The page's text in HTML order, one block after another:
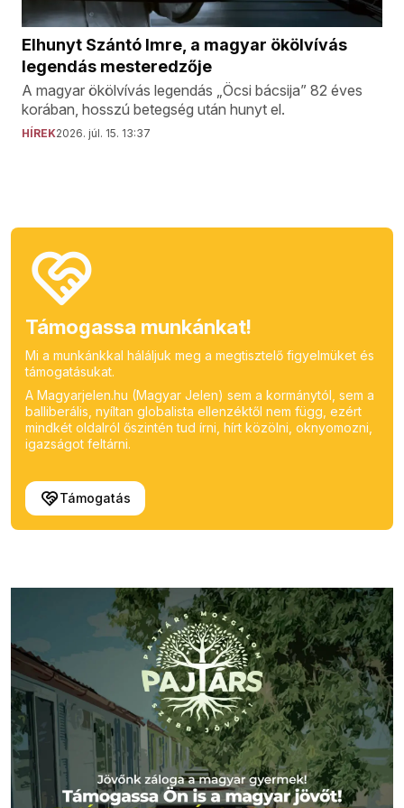
Elhunyt Szántó Imre, a magyar ökölvívás
legendás mesteredzője
A magyar ökölvívás legendás „Öcsi bácsija” 82 éves
korában, hosszú betegség után hunyt el.
HÍREK2026. júl. 15. 13:37
Támogassa munkánkat!
Mi a munkánkkal háláljuk meg a megtisztelő figyelmüket és
támogatásukat.
A Magyarjelen.hu (Magyar Jelen) sem a kormánytól, sem a
balliberális, nyíltan globalista ellenzéktől nem függ, ezért
mindkét oldalról őszintén tud írni, hírt közölni, oknyomozni,
igazságot feltárni.
Támogatás